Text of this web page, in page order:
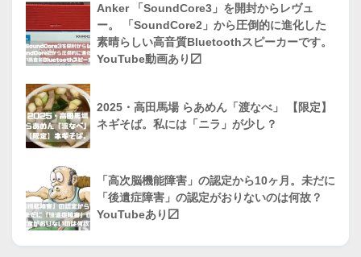
Anker 「SoundCore3」を開封からレヴュ
ー。 「SoundCore2」から圧倒的に進化した
素晴らしい高音質Bluetoothスピーカーです。
YouTube動画あり〼
2025・高田馬場 らあめん「渡なべ」 【限定】
ネギそば。私には「ニラ」が少し？
「高次脳機能障害」の認定から10ヶ月。未だに
「後遺症障害」の認定がおりないのは何故？
YouTubeあり〼